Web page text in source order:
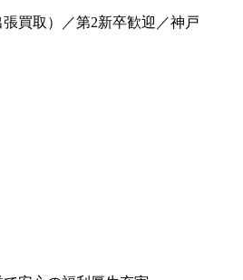
買取）／第2新卒歓迎／神戸